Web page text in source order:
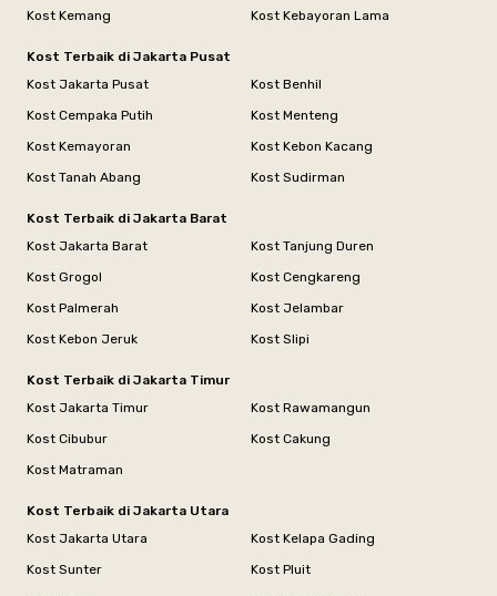
Kost Kemang
Kost Kebayoran Lama
Kost Terbaik di Jakarta Pusat
Kost Jakarta Pusat
Kost Benhil
Kost Cempaka Putih
Kost Menteng
Kost Kemayoran
Kost Kebon Kacang
Kost Tanah Abang
Kost Sudirman
Kost Terbaik di Jakarta Barat
Kost Jakarta Barat
Kost Tanjung Duren
Kost Grogol
Kost Cengkareng
Kost Palmerah
Kost Jelambar
Kost Kebon Jeruk
Kost Slipi
Kost Terbaik di Jakarta Timur
Kost Jakarta Timur
Kost Rawamangun
Kost Cibubur
Kost Cakung
Kost Matraman
Kost Terbaik di Jakarta Utara
Kost Jakarta Utara
Kost Kelapa Gading
Kost Sunter
Kost Pluit